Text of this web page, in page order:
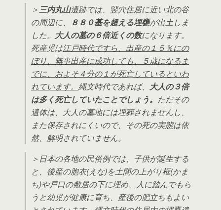
＞三内丸山遺跡では、竪穴住居に近い北の谷
の周辺に、
８８０基を超える埋甕が出土しま
した。 大人の墓の６倍近くの数になります。
死産児は江戸時代ですら、出産の１５％にの
ぼり、無事出産に成功しても、５歳になるま
でに、およそ４分の１が死亡しているといわ
れています。 縄文時代であれば、 大人の３倍
は多く死亡していたことでしょう。 ただその
遺体は、大人の墓地には埋葬されませんし、
また保存されにくいので、その死の実態は依
然、解明されていません。
＞日本の各地の民俗例では、子供が誕生する
と、後産の胞衣(えな)を土間の上がり框(かま
ち)や戸口の敷居の下に埋め、人に踏んでもら
うと幼児が健康に育ち、産後の肥立ちもよい